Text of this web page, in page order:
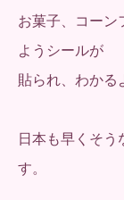
お菓子、コーン
ようシールが
貼られ、わかる
日本も早くそ
す。